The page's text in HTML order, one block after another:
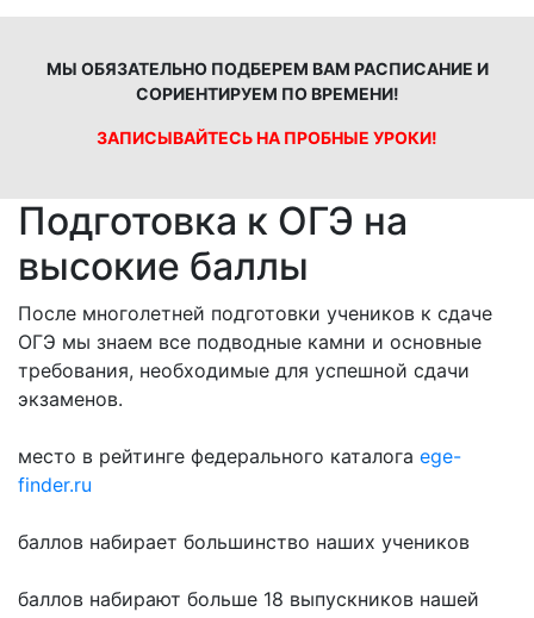
МЫ ОБЯЗАТЕЛЬНО ПОДБЕРЕМ ВАМ РАСПИСАНИЕ И
СОРИЕНТИРУЕМ ПО ВРЕМЕНИ!
ЗАПИСЫВАЙТЕСЬ НА ПРОБНЫЕ УРОКИ!
Подготовка к ОГЭ на
высокие баллы
После многолетней подготовки учеников к сдаче
ОГЭ мы знаем все подводные камни и основные
требования, необходимые для успешной сдачи
экзаменов.
место в рейтинге федерального каталога ege-
finder.ru
баллов набирает большинство наших учеников
баллов набирают больше 18 выпускников нашей